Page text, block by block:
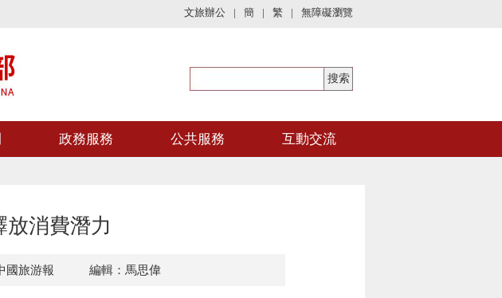
文旅辦公 | 簡 | 繁 | 無障礙瀏覽
政務服務 公共服務 互動交流
放消費潛力
國旅游報 編輯：馬思偉